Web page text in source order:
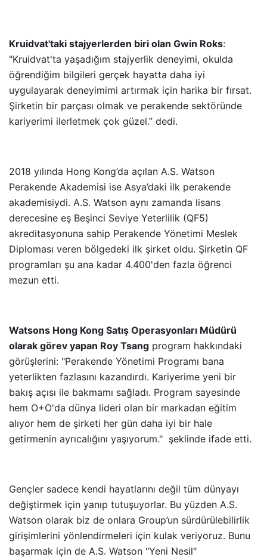
Kruidvat'taki stajyerlerden biri olan Gwin Roks:
"Kruidvat'ta yaşadığım stajyerlik deneyimi, okulda
öğrendiğim bilgileri gerçek hayatta daha iyi
uygulayarak deneyimimi artırmak için harika bir fırsat.
Şirketin bir parçası olmak ve perakende sektöründe
kariyerimi ilerletmek çok güzel.” dedi.
2018 yılında Hong Kong’da açılan A.S. Watson
Perakende Akademisi ise Asya’daki ilk perakende
akademisiydi. A.S. Watson aynı zamanda lisans
derecesine eş Beşinci Seviye Yeterlilik (QF5)
akreditasyonuna sahip Perakende Yönetimi Meslek
Diploması veren bölgedeki ilk şirket oldu. Şirketin QF
programları şu ana kadar 4.400'den fazla öğrenci
mezun etti.
Watsons Hong Kong Satış Operasyonları Müdürü
olarak görev yapan Roy Tsang program hakkındaki
görüşlerini: "Perakende Yönetimi Programı bana
yeterlikten fazlasını kazandırdı. Kariyerime yeni bir
bakış açısı ile bakmamı sağladı. Program sayesinde
hem O+O'da dünya lideri olan bir markadan eğitim
alıyor hem de şirketi her gün daha iyi bir hale
getirmenin ayrıcalığını yaşıyorum." şeklinde ifade etti.
Gençler sadece kendi hayatlarını değil tüm dünyayı
değiştirmek için yanıp tutuşuyorlar. Bu yüzden A.S.
Watson olarak biz de onlara Group’un sürdürülebilirlik
girişimlerini yönlendirmeleri için kulak veriyoruz. Bunu
başarmak için de A.S. Watson "Yeni Nesil"